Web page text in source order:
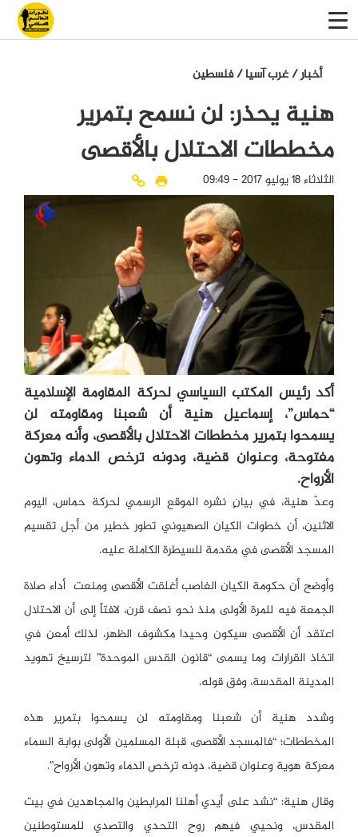
أخبار/غرب آسيا/فلسطين
هنية يحذر: لن نسمح بتمرير
مخططات الاحتلال بالأقصى
الثلاثاء 18 يوليو 2017 - 09:49
أكد رئيس المكتب السياسي لحركة المقاومة الإسلامية
“حماس”، إسماعيل هنية أن شعبنا ومقاومته لن
يسمحوا بتمرير مخططات الاحتلال بالأقصى، وأنه معركة
مفتوحة، وعنوان قضية، ودونه ترخص الدماء وتهون
الأرواح.
وعدّ هنية، في بيانٍ نشره الموقع الرسمي لحركة حماس، اليوم
الاثنين، أن خطوات الكيان الصهيوني تطور خطير من أجل تقسيم
المسجد الأقصى في مقدمة للسيطرة الكاملة عليه.
وأوضح أن حكومة الكيان الغاصب أغلقت الأقصى ومنعت أداء صلاة
الجمعة فيه للمرة الأولى منذ نحو نصف قرن، لافتاً إلى أن الاحتلال
اعتقد أن الأقصى سيكون وحيدا مكشوف الظهر، لذلك أمعن في
اتخاذ القرارات وما يسمى “قانون القدس الموحدة” لترسيخ تهويد
المدينة المقدسة، وفق قوله.
وشدد هنية أن شعبنا ومقاومته لن يسمحوا بتمرير هذه
المخططات؛ “فالمسجد الأقصى، قبلة المسلمين الأولى بوابة السماء
معركة هوية وعنوان قضية، دونه ترخص الدماء وتهون الأرواح”.
وقال هنية: “نشد على أيدي أهلنا المرابطين والمجاهدين في بيت
المقدس، ونحيي فيهم روح التحدي والتصدي للمستوطنين